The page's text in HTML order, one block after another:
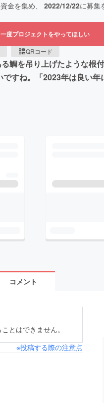
金を集め、 2022/12/22に募集
度プロジェクトをやってほしい
QRコード
鯛を吊り上げたような根
すね。「2023年は良い年
コメント
とはできません。
※投稿する際の注意点